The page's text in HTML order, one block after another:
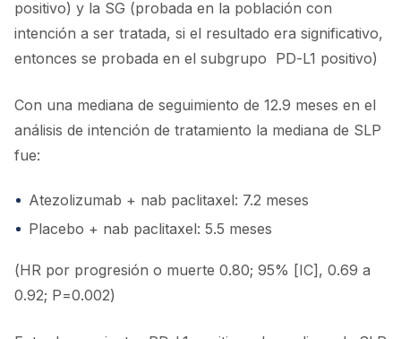
positivo) y la SG (probada en la población con
intención a ser tratada, si el resultado era significativo,
entonces se probada en el subgrupo PD-L1 positivo)
Con una mediana de seguimiento de 12.9 meses en el
análisis de intención de tratamiento la mediana de SLP
fue:
Atezolizumab + nab paclitaxel: 7.2 meses
Placebo + nab paclitaxel: 5.5 meses
(HR por progresión o muerte 0.80; 95% [IC], 0.69 a
0.92; P=0.002)